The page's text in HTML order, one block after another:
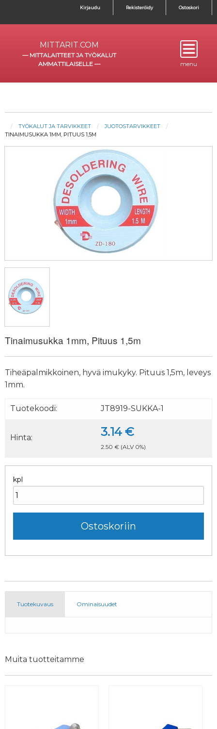
Kirjaudu Rekisteröidy Ostoskori
MITTARIT.COM
— MITTALAITTEET JA TYÖKALUT
AMMATTILAISELLE — menu
TYÖKALUT JA TARVIKKEET
JUOTOSTARVIKKEET
TINAIMUSUKKA 1MM, PITUUS 1,5M
Tinaimusukka 1mm, Pituus 1,5m
Tiheäpalmikkoinen, hyvä imukyky. Pituus 1,5m, leveys
1mm.
Tuotekoodi: JT8919-SUKKA-1
Hinta: 3.14 €
2.50 € (ALV 0%)
kpl
Tuotekuvaus Ominaisuudet
Muita tuotteitamme